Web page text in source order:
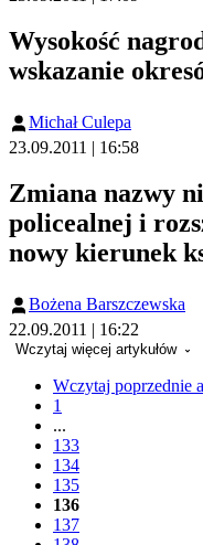
Wysokość
wskazanie
Michał Culepa
23.09.2011 | 16:58
Zmiana nazwy
policealnej i
nowy kierunek
Bożena Barszczewska
22.09.2011 | 16:22
Wczytaj więcej artykułów
Wczytaj poprzednie
1
...
133
134
135
136
137